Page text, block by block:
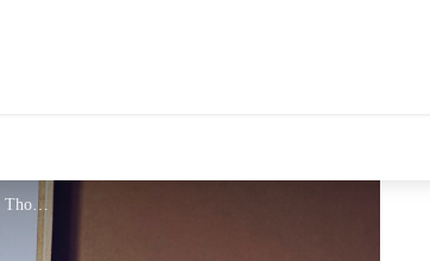
LA MAISON DE JULIETTE - Anies Thomas